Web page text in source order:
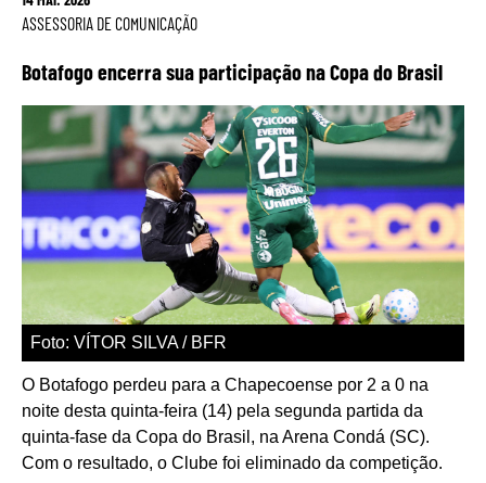
ASSESSORIA DE COMUNICAÇÃO
Botafogo encerra sua participação na Copa do Brasil
Foto: VÍTOR SILVA / BFR
O Botafogo perdeu para a Chapecoense por 2 a 0 na
noite desta quinta-feira (14) pela segunda partida da
quinta-fase da Copa do Brasil, na Arena Condá (SC).
Com o resultado, o Clube foi eliminado da competição.